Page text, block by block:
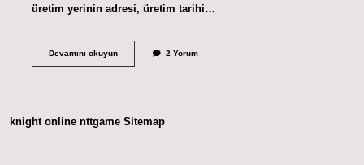
üretim yerinin adresi, üretim tarihi…
Devamını okuyunEn
2 Yorum
knight online nttgame Sitemap